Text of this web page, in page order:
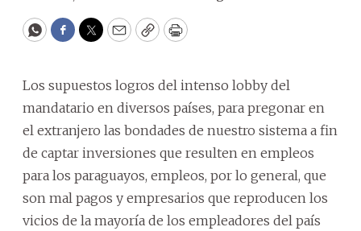
WhatsApp
Facebook
Twitter
EmailCopyPrint
Los supuestos logros del intenso lobby del
mandatario en diversos países, para pregonar en
el extranjero las bondades de nuestro sistema a fin
de captar inversiones que resulten en empleos
para los paraguayos, empleos, por lo general, que
son mal pagos y empresarios que reproducen los
vicios de la mayoría de los empleadores del país